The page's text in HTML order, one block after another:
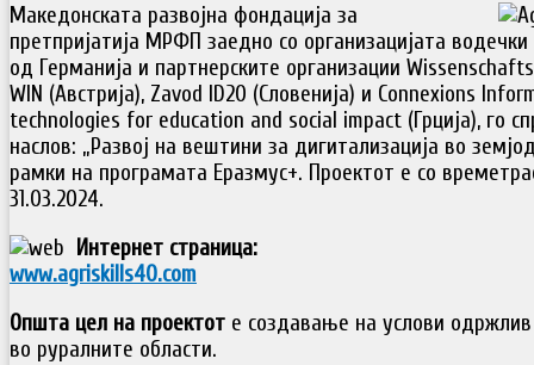
Македонската развојна фондација за
претпријатија МРФП заедно со организацијата
од Германија и партнерските организации
WIN (Австрија), Zavod ID20 (Словенија) и Connexions
technologies for education and social impact (Грција), го
наслов: „Развој на вештини за дигитализација во
рамки на програмата Еразмус+. Проектот е со
31.03.2024.
Интернет страница:
www.agriskills40.com
Општа цел на проектот e создавање на услови
во руралните области.